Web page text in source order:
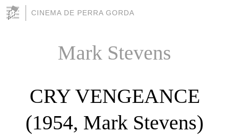
CINEMA DE PERRA GORDA
Mark Stevens
CRY VENGEANCE
(1954, Mark Stevens)